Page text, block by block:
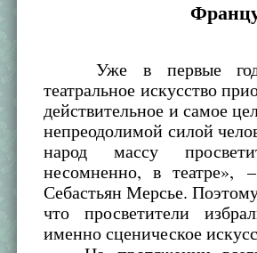
Уже в первые годы
театральное искусство
действительное и самое
непреодолимой силой
народ массу
несомненно, в театре»,
Себастьян Мерсье.
что просветители
именно сценическое